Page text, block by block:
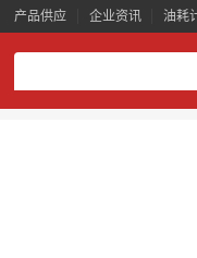
产品供应 企业资讯 油耗